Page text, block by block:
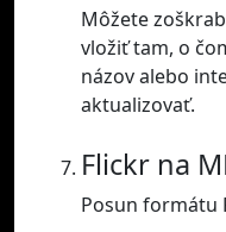
Môžete
vložiť tam, o
názov alebo
aktualizovať.
Flickr na
Posun formátu